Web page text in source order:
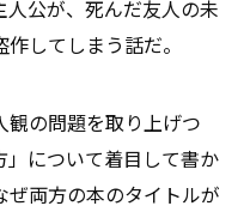
人公が、死んだ友人の未
してしまう話だ。
観の問題を取り上げつ
について着目して書か
両方の本のタイトルが